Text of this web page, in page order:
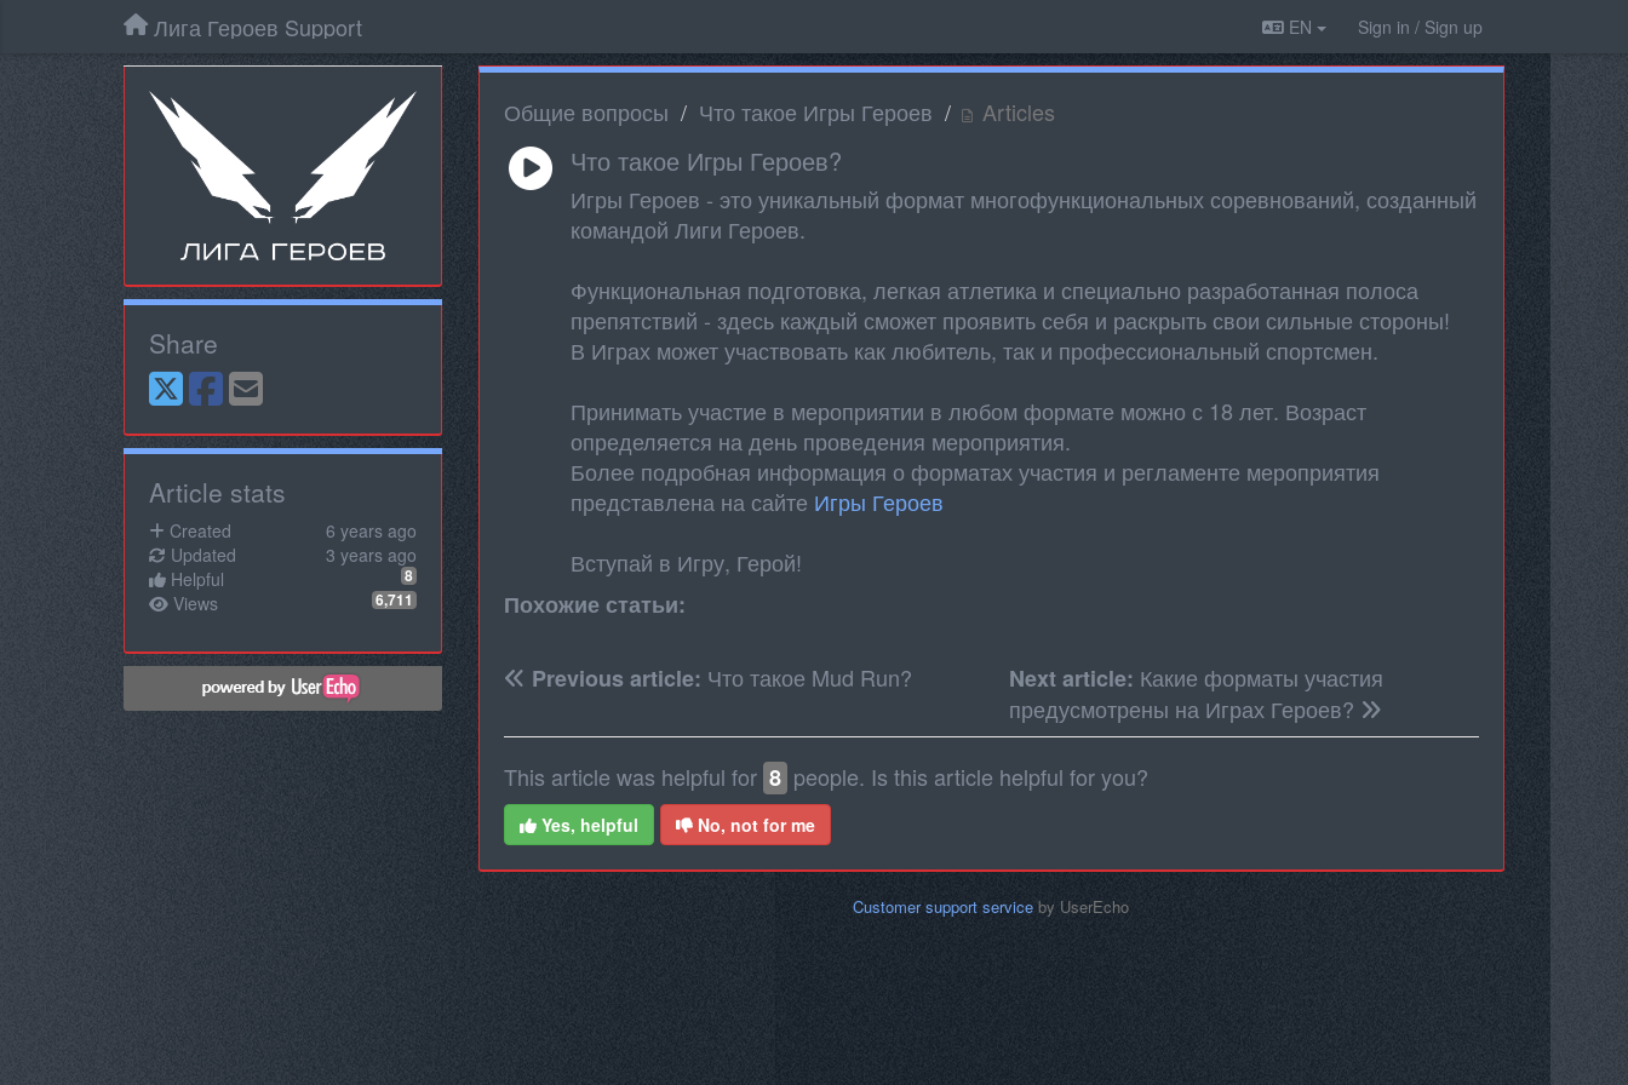
Лига Героев Support EN Sign in / Sign up
Share
Article stats
6 years ago
Created
3 years ago
Updated
8
Helpful
6,711
Views
Общие вопросы Что такое Игры Героев Articles
Что такое Игры Героев?
Игры Героев - это уникальный формат многофункциональных соревнований, созданный
командой Лиги Героев.
Функциональная подготовка, легкая атлетика и специально разработанная полоса
препятствий - здесь каждый сможет проявить себя и раскрыть свои сильные стороны!
В Играх может участвовать как любитель, так и профессиональный спортсмен.
Принимать участие в мероприятии в любом формате можно с 18 лет. Возраст
определяется на день проведения мероприятия.
Более подробная информация о форматах участия и регламенте мероприятия
представлена на сайте Игры Героев
Вступай в Игру, Герой!
Похожие статьи:
Previous article: Что такое Mud Run? Next article: Какие форматы участия
предусмотрены на Играх Героев?
This article was helpful for 8 people. Is this article helpful for you?
Yes, helpful No, not for me
Customer support service by UserEcho